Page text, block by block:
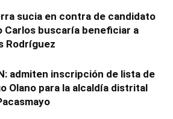
sucia en contra de candidato
Carlos buscaría beneficiar a
Rodríguez
admiten inscripción de lista de
Olano para la alcaldía distrital